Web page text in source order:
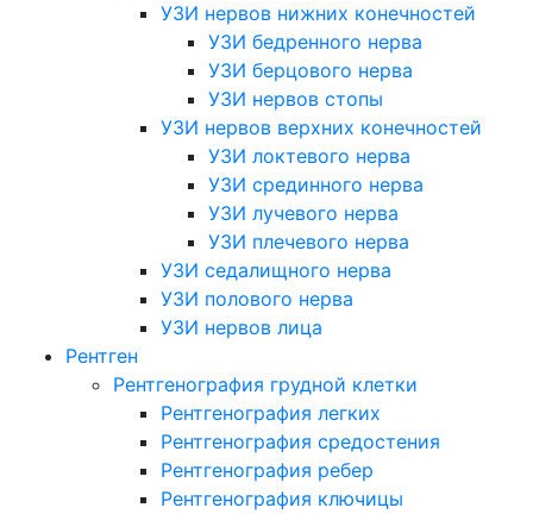
УЗИ нервов нижних конечностей
УЗИ бедренного нерва
УЗИ берцового нерва
УЗИ нервов стопы
УЗИ нервов верхних конечностей
УЗИ локтевого нерва
УЗИ срединного нерва
УЗИ лучевого нерва
УЗИ плечевого нерва
УЗИ седалищного нерва
УЗИ полового нерва
УЗИ нервов лица
Рентген
Рентгенография грудной клетки
Рентгенография легких
Рентгенография средостения
Рентгенография ребер
Рентгенография ключицы